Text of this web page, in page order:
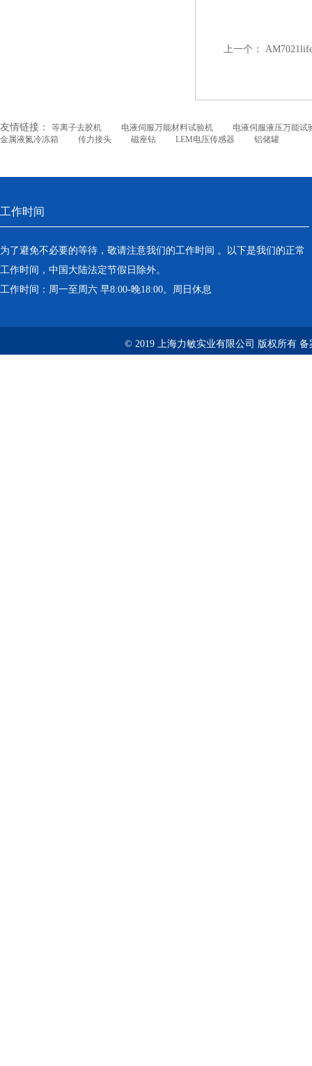
上一个：
友情链接： 等离子去胶机 电液伺服万能材料试验机
电液伺服液压万能试
金属液氮冷冻箱
传力接头 磁座钻 LEM电压传感器 铝储罐
工作时间
为了避免不必要的等待，敬请注意我们的工作时间 。以下是我们的正常
工作时间，中国大陆法定节假日除外。
工作时间：周一至周六 早8:00-晚18:00。周日休息
© 2019 上海力敏实业有限公司 版权所有 备